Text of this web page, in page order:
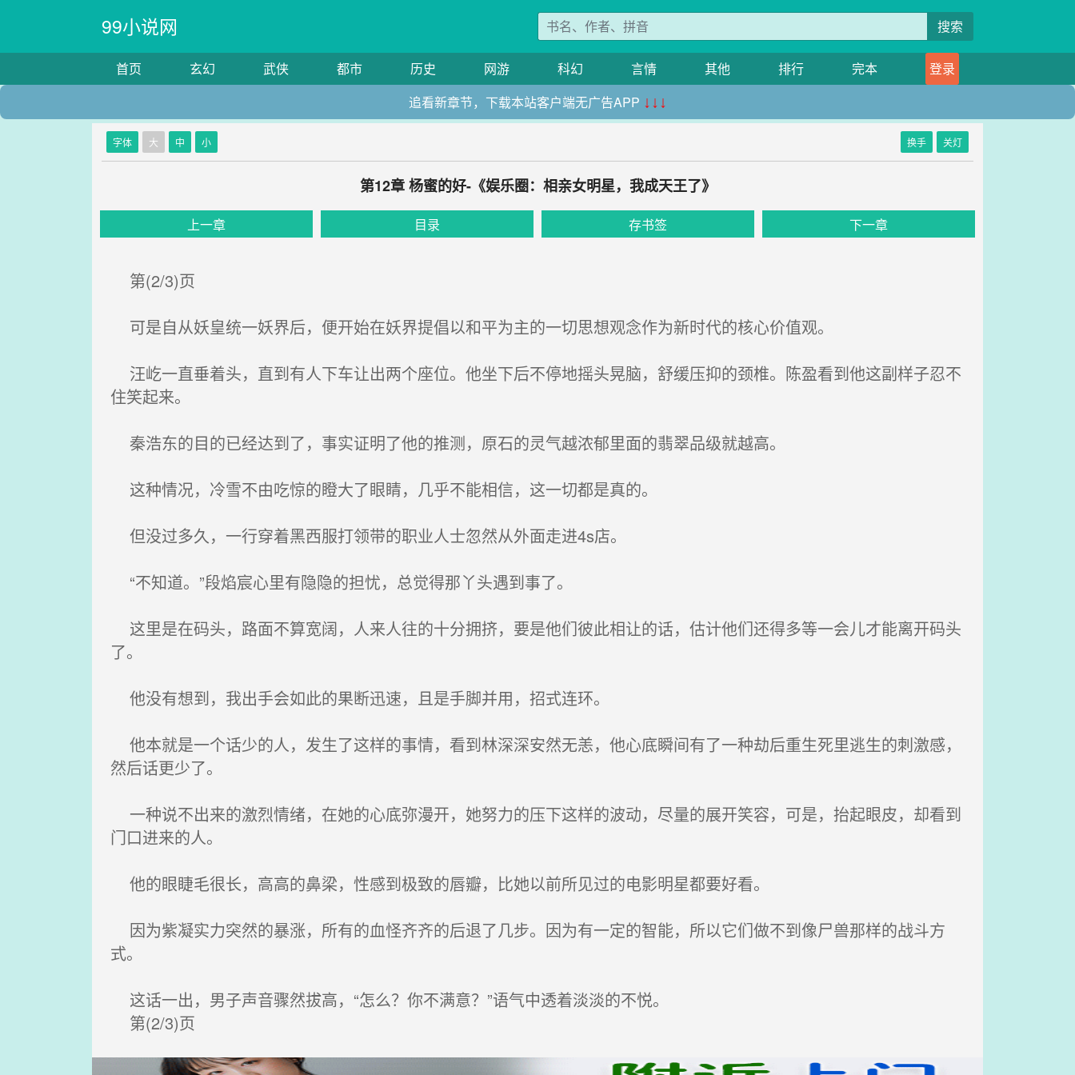
99小说网 搜索
首页 玄幻 武侠 都市 历史 网游 科幻 言情 其他 排行 完本
登录
追看新章节，下载本站客户端无广告APP ↓↓↓
字体 大 中 小 换手 关灯
第12章 杨蜜的好-《娱乐圈：相亲女明星，我成天王了》
上一章 目录 存书签 下一章
第(2/3)页
可是自从妖皇统一妖界后，便开始在妖界提倡以和平为主的一切思想观念作为新时代的核心价值观。
汪屹一直垂着头，直到有人下车让出两个座位。他坐下后不停地摇头晃脑，舒缓压抑的颈椎。陈盈看到他这副样子忍不
住笑起来。
秦浩东的目的已经达到了，事实证明了他的推测，原石的灵气越浓郁里面的翡翠品级就越高。
这种情况，冷雪不由吃惊的瞪大了眼睛，几乎不能相信，这一切都是真的。
但没过多久，一行穿着黑西服打领带的职业人士忽然从外面走进4s店。
“不知道。”段焰宸心里有隐隐的担忧，总觉得那丫头遇到事了。
这里是在码头，路面不算宽阔，人来人往的十分拥挤，要是他们彼此相让的话，估计他们还得多等一会儿才能离开码头
了。
他没有想到，我出手会如此的果断迅速，且是手脚并用，招式连环。
他本就是一个话少的人，发生了这样的事情，看到林深深安然无恙，他心底瞬间有了一种劫后重生死里逃生的刺激感，
然后话更少了。
一种说不出来的激烈情绪，在她的心底弥漫开，她努力的压下这样的波动，尽量的展开笑容，可是，抬起眼皮，却看到
门口进来的人。
他的眼睫毛很长，高高的鼻梁，性感到极致的唇瓣，比她以前所见过的电影明星都要好看。
因为紫凝实力突然的暴涨，所有的血怪齐齐的后退了几步。因为有一定的智能，所以它们做不到像尸兽那样的战斗方
式。
这话一出，男子声音骤然拔高，“怎么？你不满意？”语气中透着淡淡的不悦。
第(2/3)页